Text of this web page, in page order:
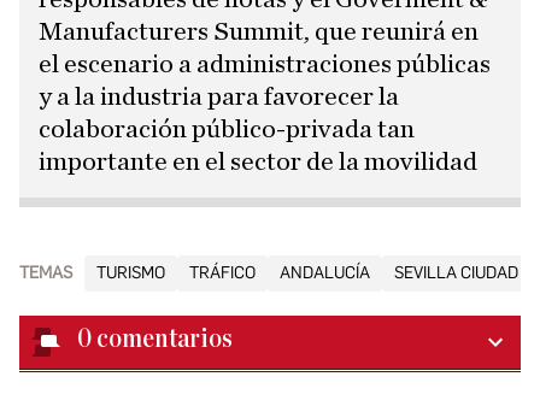
Manufacturers Summit, que reunirá en
el escenario a administraciones públicas
y a la industria para favorecer la
colaboración público-privada tan
importante en el sector de la movilidad
TEMAS TURISMO TRÁFICO ANDALUCÍA SEVILLA CIUDAD
0 comentarios